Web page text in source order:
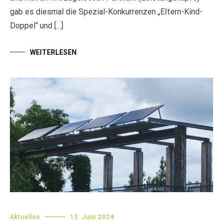
gab es diesmal die Spezial-Konkurrenzen „Eltern-Kind-
Doppel“ und […]
WEITERLESEN
Aktuelles 13. Juni 2024